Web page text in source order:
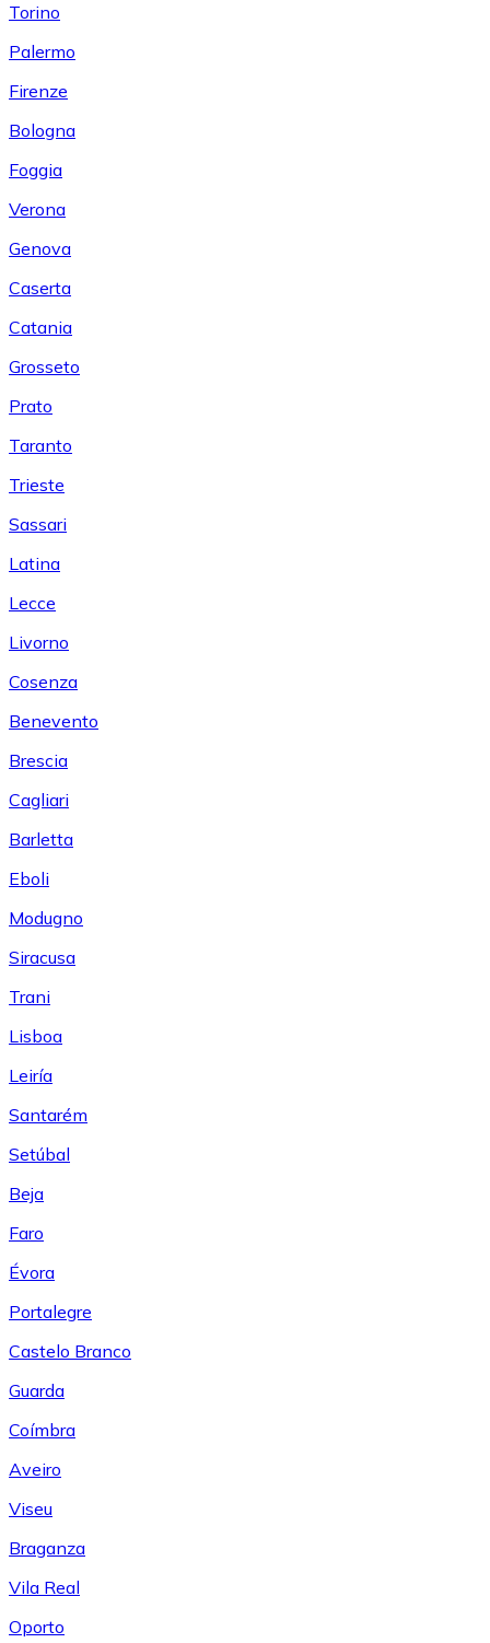
Torino
Palermo
Firenze
Bologna
Foggia
Verona
Genova
Caserta
Catania
Grosseto
Prato
Taranto
Trieste
Sassari
Latina
Lecce
Livorno
Cosenza
Benevento
Brescia
Cagliari
Barletta
Eboli
Modugno
Siracusa
Trani
Lisboa
Leiría
Santarém
Setúbal
Beja
Faro
Évora
Portalegre
Castelo Branco
Guarda
Coímbra
Aveiro
Viseu
Braganza
Vila Real
Oporto